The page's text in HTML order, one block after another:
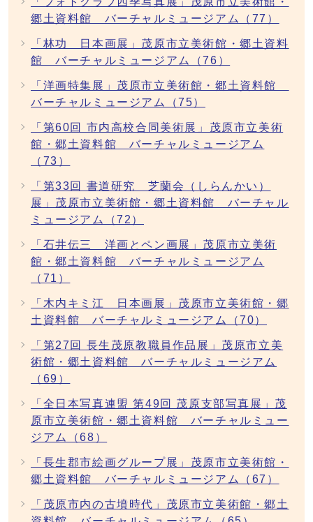
郷土資料館 バーチャルミュージアム（77）
「林功 日本画展」茂原市立美術館・郷土資料
館 バーチャルミュージアム（76）
「洋画特集展」茂原市立美術館・郷土資料館
バーチャルミュージアム（75）
「第60回 市内高校合同美術展」茂原市立美術
館・郷土資料館 バーチャルミュージアム
（73）
「第33回 書道研究 芝蘭会（しらんかい）
展」茂原市立美術館・郷土資料館 バーチャル
ミュージアム（72）
「石井伝三 洋画とペン画展」茂原市立美術
館・郷土資料館 バーチャルミュージアム
（71）
「木内キミ江 日本画展」茂原市立美術館・郷
土資料館 バーチャルミュージアム（70）
「第27回 長生茂原教職員作品展」茂原市立美
術館・郷土資料館 バーチャルミュージアム
（69）
「全日本写真連盟 第49回 茂原支部写真展」茂
原市立美術館・郷土資料館 バーチャルミュー
ジアム（68）
「長生郡市絵画グループ展」茂原市立美術館・
郷土資料館 バーチャルミュージアム（67）
「茂原市内の古墳時代」茂原市立美術館・郷土